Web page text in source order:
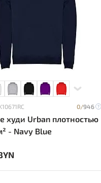
0/946
худи Urban плотностью
- Navy Blue